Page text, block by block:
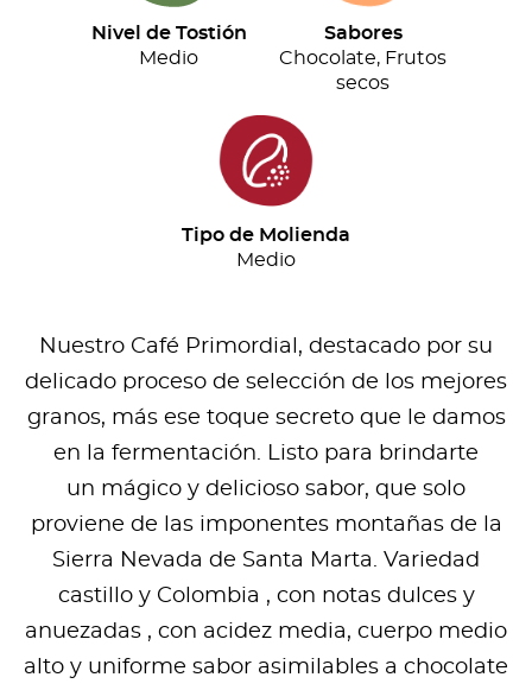
Nivel de Tostión
Medio
Sabores
Chocolate, Frutos
secos
Tipo de Molienda
Medio
Nuestro Café Primordial, destacado por su
delicado proceso de selección de los mejores
granos, más ese toque secreto que le damos
en la fermentación. Listo para brindarte
un mágico y delicioso sabor, que solo
proviene de las imponentes montañas de la
Sierra Nevada de Santa Marta. Variedad
castillo y Colombia , con notas dulces y
anuezadas , con acidez media, cuerpo medio
alto y uniforme sabor asimilables a chocolate